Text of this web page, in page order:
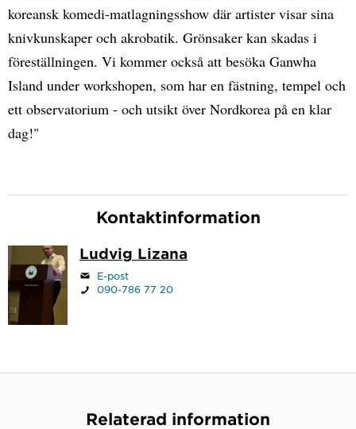
koreansk komedi-matlagningsshow där artister visar sina
knivkunskaper och akrobatik. Grönsaker kan skadas i
föreställningen. Vi kommer också att besöka Ganwha
Island under workshopen, som har en fästning, tempel och
ett observatorium - och utsikt över Nordkorea på en klar
dag!"
Kontaktinformation
Ludvig Lizana
E-post
090-786 77 20
Relaterad information